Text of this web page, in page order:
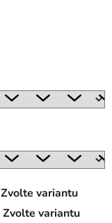
Zvolte variantu
Zvolte variantu